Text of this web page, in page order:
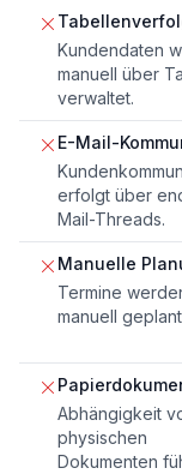
Kundendaten
manuell über
verwaltet.
E-Mail-
erfolgt über
Mail-Threads.
Manuelle
Termine
manuell
Abhängigkeit
physischen
Dokumenten